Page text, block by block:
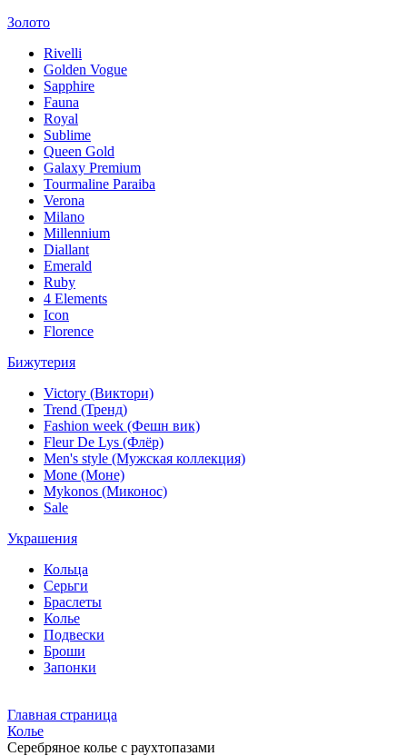
Золото
Rivelli
Golden Vogue
Sapphire
Fauna
Royal
Sublime
Queen Gold
Galaxy Premium
Tourmaline Paraiba
Verona
Milano
Millennium
Diallant
Emerald
Ruby
4 Elements
Icon
Florence
Бижутерия
Victory (Виктори)
Trend (Тренд)
Fashion week (Фешн вик)
Fleur De Lys (Флёр)
Men's style (Мужская коллекция)
Mone (Моне)
Mykonos (Миконос)
Sale
Украшения
Кольца
Серьги
Браслеты
Колье
Подвески
Броши
Запонки
Главная страница
Колье
Серебряное колье с раухтопазами